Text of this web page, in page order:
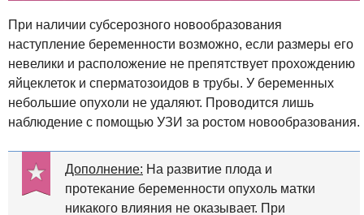
При наличии субсерозного новообразования
наступление беременности возможно, если размеры его
невелики и расположение не препятствует прохождению
яйцеклеток и сперматозоидов в трубы. У беременных
небольшие опухоли не удаляют. Проводится лишь
наблюдение с помощью УЗИ за ростом новообразования.
Дополнение: На развитие плода и
протекание беременности опухоль матки
никакого влияния не оказывает. При